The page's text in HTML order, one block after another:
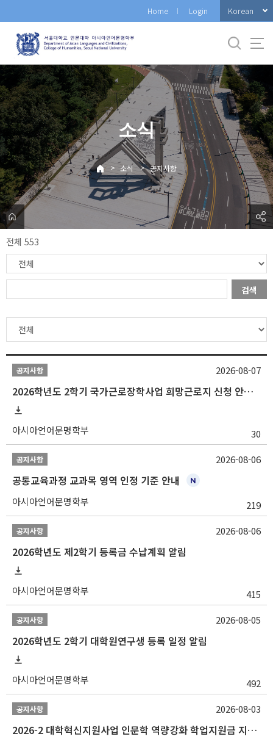
로
메
뉴
Home Login Korean
소식
> 소식 > 공지사항
전체 553
검색
공지사항
2026학년도 2학기 국가근로장학사업 희망근로지 신청 안내
아시아언어문명학부 30
2026-08-07
공지사항
공통교육과정 교과목 영역 인정 기준 안내
아시아언어문명학부 219
2026-08-06
공지사항
2026학년도 제2학기 등록금 수납계획 알림
아시아언어문명학부 415
2026-08-06
공지사항
2026학년도 2학기 대학원연구생 등록 일정 알림
아시아언어문명학부 492
2026-08-05
공지사항
2026-2 대학혁신지원사업 인문학 역량강화 학업지원금 지원 선발 안내 (학/석/박사)
2026-08-03